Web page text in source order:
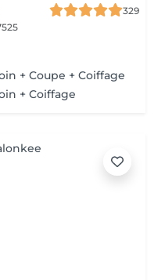
329
+ Coupe + Coiffage
+ Coiffage